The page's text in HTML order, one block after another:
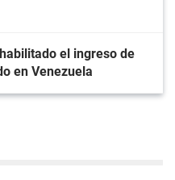
el ingreso de
en Venezuela